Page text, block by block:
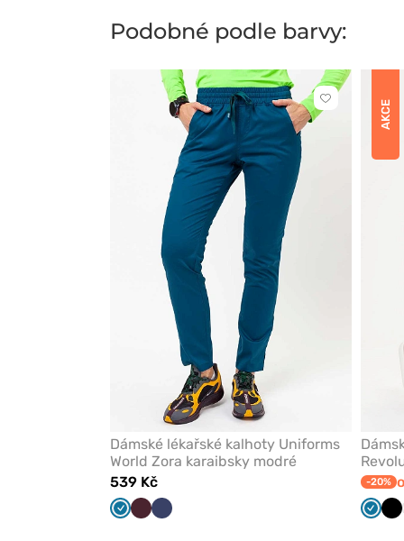
Podobné podle barvy:
Kliknutím
Dámské lékařské kalhoty Uniforms
World Zora karaibsky modré
539 Kč
KaraibskyBurgundová
Námořnická
AKCE
modré
-20%